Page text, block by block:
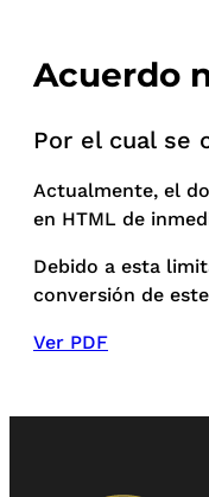
Acuerdo
Por el cual se
Actualmente, el
en HTML de
Debido a esta
conversión de
Ver PDF